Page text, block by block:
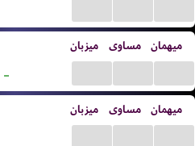
میزبان مساوی میهمان
...
میزبان مساوی میهمان